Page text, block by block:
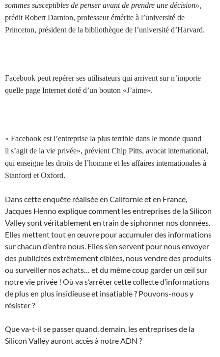
sommes susceptibles de penser avant de prendre une décision»,
prédit Robert Darnton, professeur émérite à l’université de
Princeton, président de la bibliothèque de l’université d’Harvard.
Facebook peut repérer ses utilisateurs qui arrivent sur n’importe
quelle page Internet doté d’un bouton «J’aime».
« Facebook est l’entreprise la plus terrible dans le monde quand
il s’agit de la vie privée», prévient Chip Pitts, avocat international,
qui enseigne les droits de l’homme et les affaires internationales à
Stanford et Oxford.
Dans cette enquête réalisée en Californie et en France,
Jacques Henno explique comment les entreprises de la Silicon
Valley sont véritablement en train de siphonner nos données.
Elles mettent tout en œuvre pour accumuler des informations
sur chacun d’entre nous. Elles s’en servent pour nous envoyer
des publicités extrêmement ciblées, nous vendre des produits
ou surveiller nos achats… et du même coup garder un œil sur
notre vie privée ! Où va s’arrêter cette collecte d’informations
de plus en plus insidieuse et insatiable ? Pouvons-nous y
résister ?
Que va-t-il se passer quand, demain, les entreprises de la
Silicon Valley auront accès à notre ADN ?